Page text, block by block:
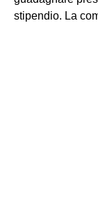
stipendio. La